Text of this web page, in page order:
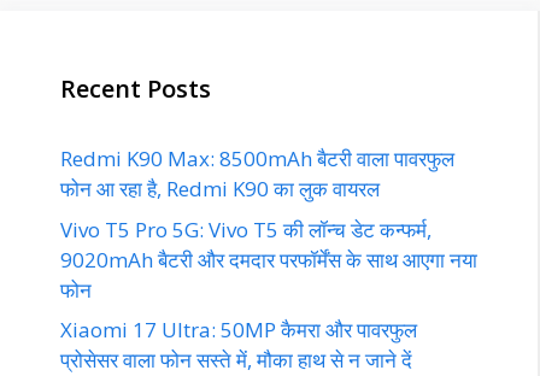
Recent Posts
Redmi K90 Max: 8500mAh बैटरी वाला पावरफुल
फोन आ रहा है, Redmi K90 का लुक वायरल
Vivo T5 Pro 5G: Vivo T5 की लॉन्च डेट कन्फर्म,
9020mAh बैटरी और दमदार परफॉर्मेंस के साथ आएगा नया
फोन
Xiaomi 17 Ultra: 50MP कैमरा और पावरफुल
प्रोसेसर वाला फोन सस्ते में, मौका हाथ से न जाने दें